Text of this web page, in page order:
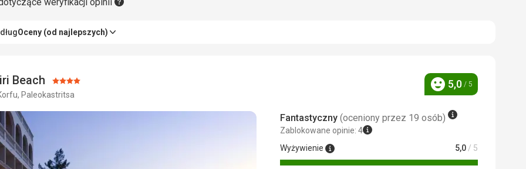
Oceny (od najlepszych)
Beach Ocena:
4/5
Paleokastritsa Ocena
5,0 / 5
Fantastyczny (oceniony przez 19 osób)
Zablokowane opinie: 4
Wyżywienie
5,0/ 5